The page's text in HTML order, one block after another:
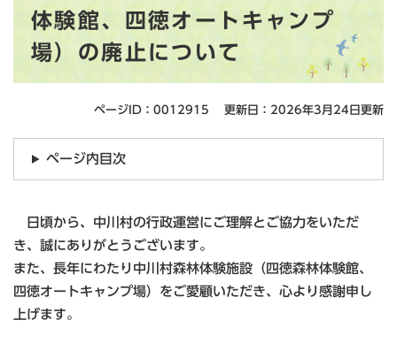
体験館、四徳オートキャンプ
場）の廃止について
ページID：0012915 更新日：2026年3月24日更新
ページ内目次
日頃から、中川村の行政運営にご理解とご協力をいただ
き、誠にありがとうございます。
また、長年にわたり中川村森林体験施設（四徳森林体験館、
四徳オートキャンプ場）をご愛顧いただき、心より感謝申し
上げます。